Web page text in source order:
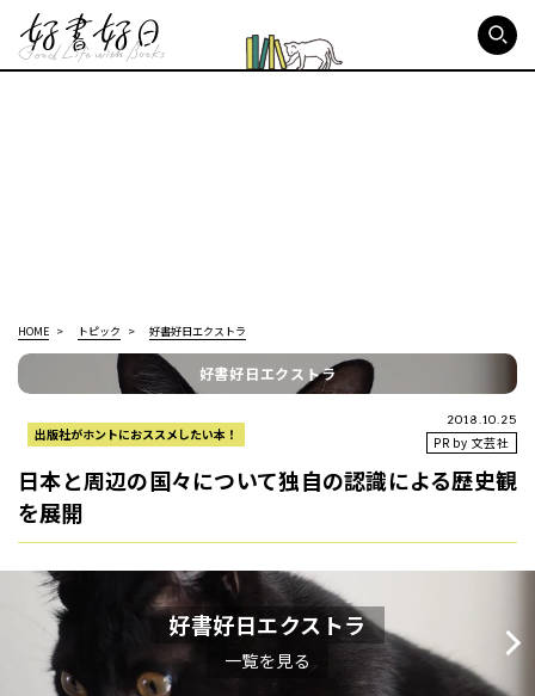
HOME トピック 好書好日エクストラ
好書好日エクストラ
出版社がホントにおススメしたい本！ PR by 文芸社
2018.10.25
日本と周辺の国々について独自の認識による歴史観
を展開
好書好日エクストラ
一覧を見る